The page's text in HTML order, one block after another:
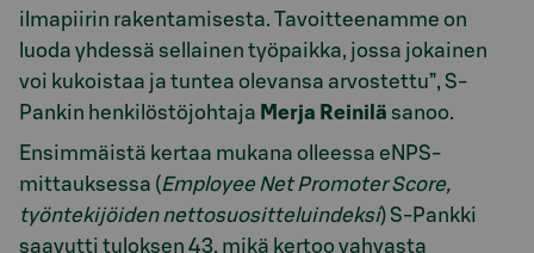
ilmapiirin rakentamisesta. Tavoitteenamme on
luoda yhdessä sellainen työpaikka, jossa jokainen
voi kukoistaa ja tuntea olevansa arvostettu”, S-
Pankin henkilöstöjohtaja Merja Reinilä sanoo.
Ensimmäistä kertaa mukana olleessa eNPS-
mittauksessa (Employee Net Promoter Score,
työntekijöiden nettosuositteluindeksi) S-Pankki
saavutti tuloksen 43, mikä kertoo vahvasta